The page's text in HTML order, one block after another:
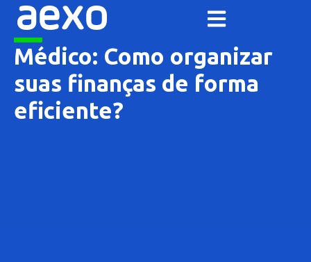
Médico: Como organizar
suas finanças de forma
eficiente?